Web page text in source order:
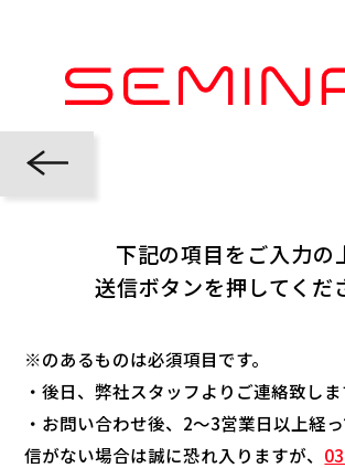
下記の項目をご入力の
送信ボタンを押してくだ
※のあるものは必須項目です。
・後日、弊社スタッフよりご連絡致しま
・お問い合わせ後、2～3営業日以上経
信がない場合は誠に恐れ入りますが、